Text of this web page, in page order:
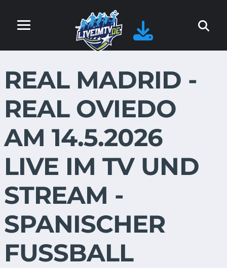
REAL MADRID -
REAL OVIEDO
AM 14.5.2026
LIVE IM TV UND
STREAM -
SPANISCHER
FUSSBALL